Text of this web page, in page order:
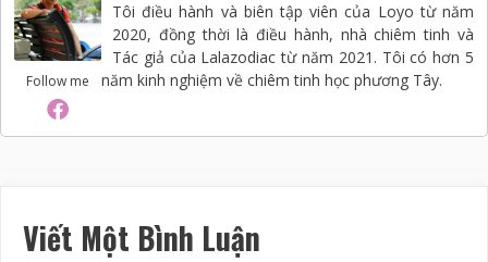
Follow me
Tôi điều hành và biên tập viên của Loyo từ năm
2020, đồng thời là điều hành, nhà chiêm tinh và
Tác giả của Lalazodiac từ năm 2021. Tôi có hơn 5
năm kinh nghiệm về chiêm tinh học phương Tây.
Viết Một Bình Luận